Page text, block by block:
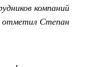
компаний
отметил Степан